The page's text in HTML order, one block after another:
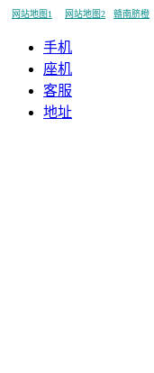
网站地图1 网站地图2 赣南脐橙
手机
座机
客服
地址